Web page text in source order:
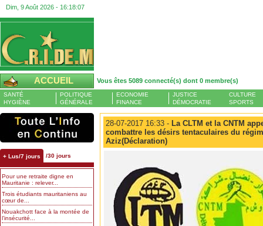
Dim, 9 Août 2026 - 16:18:07
ACCUEIL Vous êtes 5089 connecté(s) dont 0 membre(s)
SANTÉ
HYGIÈNE
POLITIQUE
GÉNÉRALE
ECONOMIE
FINANCE
JUSTICE
DÉMOCRATIE
CULTURE
SPORTS
+ Lus/7 jours /30 jours
Pour une retraite digne en
Mauritanie : relever...
Trois étudiants mauritaniens au
cœur de...
Nouakchott face à la montée de
l’insécurité...
28-07-2017 16:33 - La CLTM et la CNTM
combattre les désirs tentaculaires du
Aziz(Déclaration)